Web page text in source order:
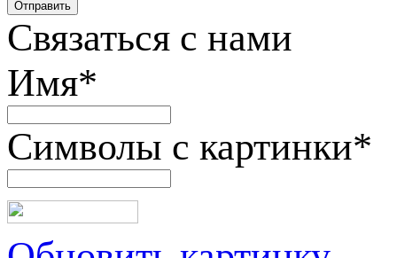
Связаться с нами
Имя*
Символы с картинки*